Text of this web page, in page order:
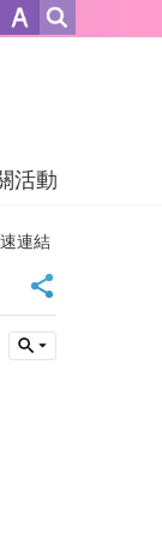
活動
連結